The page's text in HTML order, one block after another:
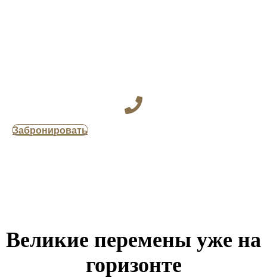
Забронировать
Великие перемены уже на
горизонте